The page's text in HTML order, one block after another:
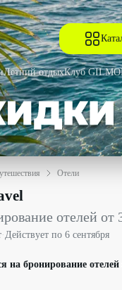
Летний отдыхКлуб
Отели
от 30000₽ со
отелей от
·Действует по 6 сентября
на бронирование отелей